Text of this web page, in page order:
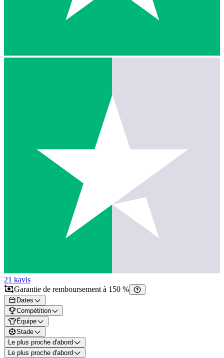
21 kavis
Garantie de remboursement à 150 %
Dates
Compétition
Équipe
Stade
Le plus proche d'abord
Le plus proche d'abord